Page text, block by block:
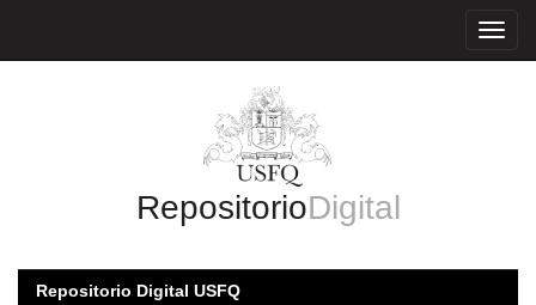
RepositorioDigital
Repositorio Digital USFQ